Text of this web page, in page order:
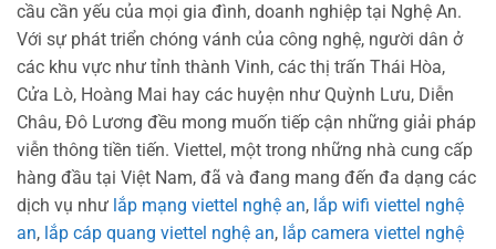
cầu cần yếu của mọi gia đình, doanh nghiệp tại Nghệ An.
Với sự phát triển chóng vánh của công nghệ, người dân ở
các khu vực như tỉnh thành Vinh, các thị trấn Thái Hòa,
Cửa Lò, Hoàng Mai hay các huyện như Quỳnh Lưu, Diễn
Châu, Đô Lương đều mong muốn tiếp cận những giải pháp
viễn thông tiền tiến. Viettel, một trong những nhà cung cấp
hàng đầu tại Việt Nam, đã và đang mang đến đa dạng các
dịch vụ như lắp mạng viettel nghệ an, lắp wifi viettel nghệ
an, lắp cáp quang viettel nghệ an, lắp camera viettel nghệ